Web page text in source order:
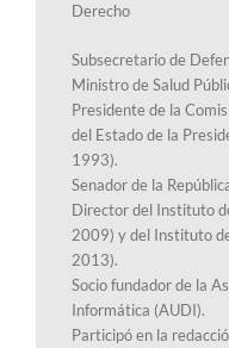
Derecho
Subsecretario de
Ministro de Salud
Presidente de la
del Estado de la
1993).
Senador de la
Director del Instituto
2009) y del Instituto
2013).
Socio fundador de la
Informática (AUDI).
Participó en la